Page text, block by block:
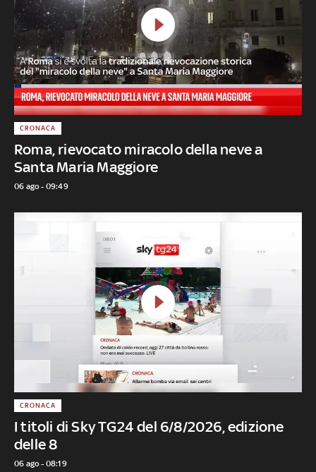
Roma, rievocato miracolo della neve a
Santa Maria Maggiore
CRONACA
06 ago - 09:49
I titoli di Sky TG24 del 6/8/2026, edizione
delle 8
CRONACA
06 ago - 08:19